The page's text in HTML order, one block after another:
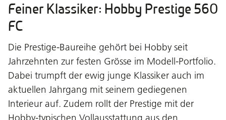
Feiner Klassiker: Hobby Prestige 560
FC
Die Prestige-Baureihe gehört bei Hobby seit
Jahrzehnten zur festen Grösse im Modell-Portfolio.
Dabei trumpft der ewig junge Klassiker auch im
aktuellen Jahrgang mit seinem gediegenen
Interieur auf. Zudem rollt der Prestige mit der
Hobby-typischen Vollausstattung aus den